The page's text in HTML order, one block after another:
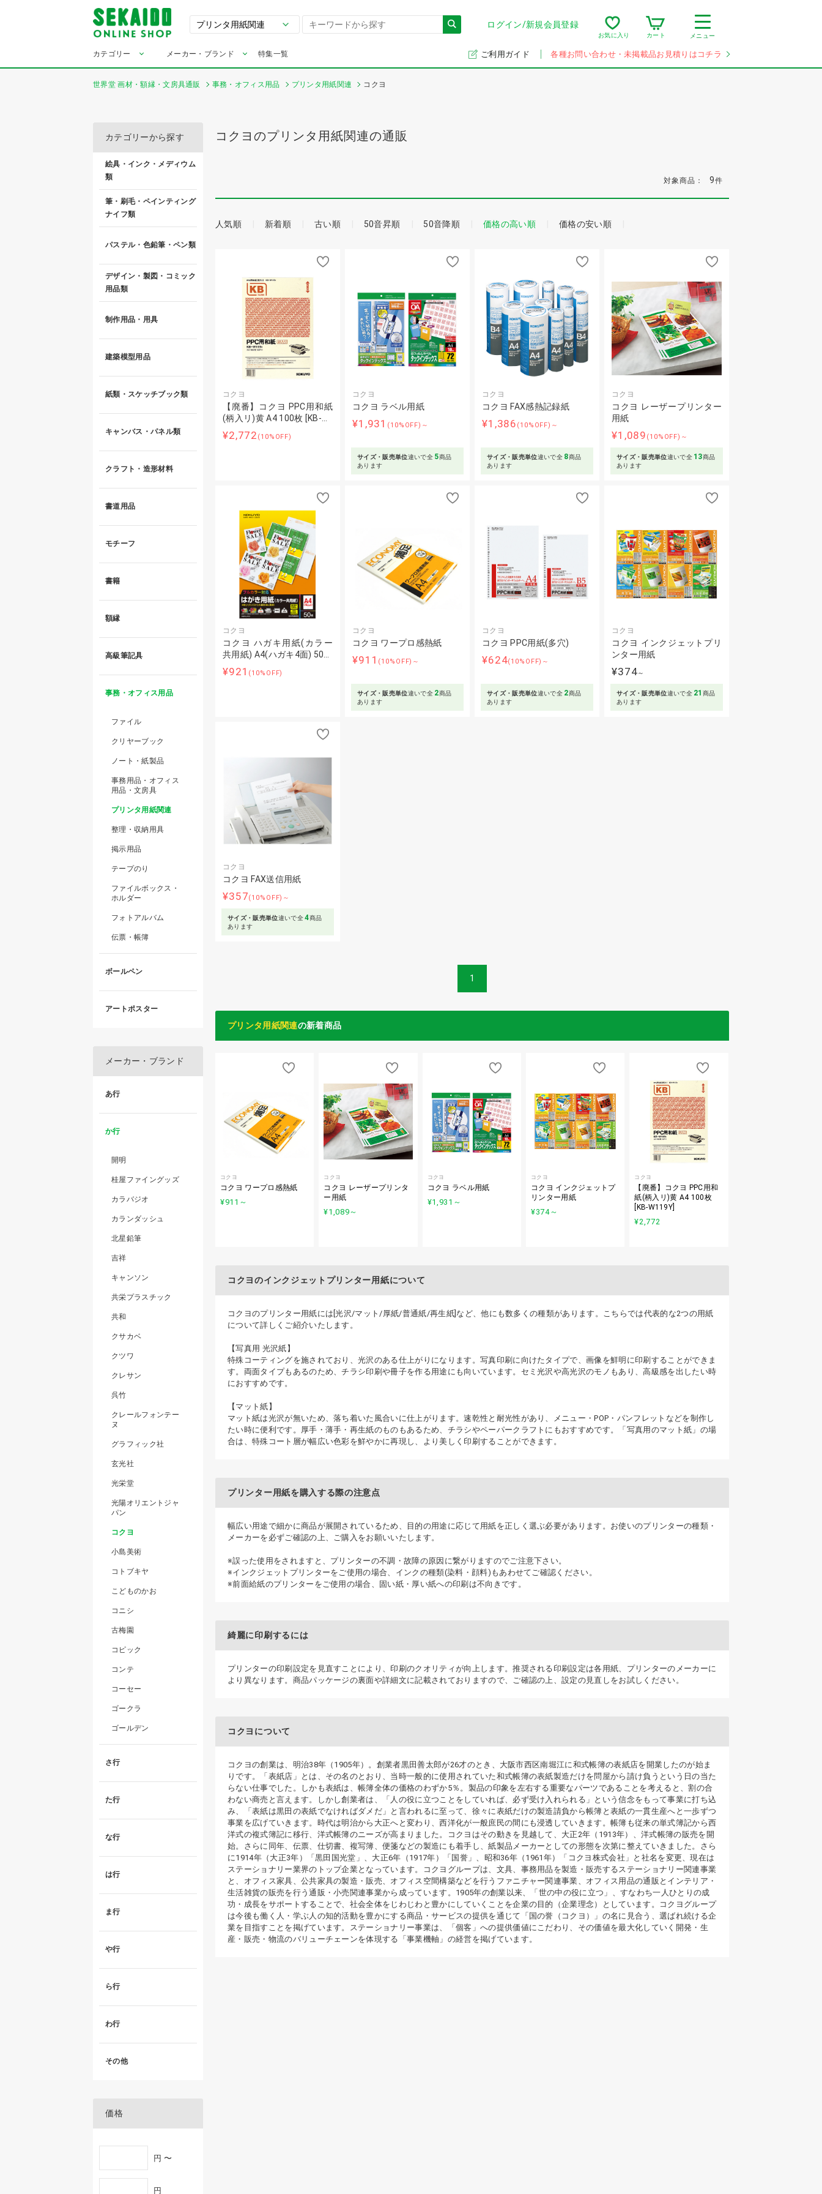
ログイン/新規会員登録
お気に入り カート メニュー
カテゴリー メーカー・ブランド 特集一覧 ご利用ガイド 各種お問い合わせ・未掲載品お見積りはコチラ
世界堂 画材・額縁・文房具通販 事務・オフィス用品 プリンタ用紙関連 コクヨ
コクヨのプリンタ用紙関連の通販
対象商品： 9件
人気順 新着順 古い順 50音昇順 50音降順 価格の高い順 価格の安い順
コクヨ
【廃番】コクヨ PPC用和紙
(柄入リ)黄 A4 100枚 [KB-…
¥2,772 (10%OFF)
コクヨ
コクヨ ラベル用紙
¥1,931 (10%OFF)～
サイズ・販売単位違いで全 5商品
あります
コクヨ
コクヨ FAX感熱記録紙
¥1,386 (10%OFF)～
サイズ・販売単位違いで全 8商品
あります
コクヨ
コクヨ レーザープリンター
用紙
¥1,089 (10%OFF)～
サイズ・販売単位違いで全 13商品
あります
コクヨ
コクヨ ハガキ用紙(カラー
共用紙) A4(ハガキ4面) 50…
¥921 (10%OFF)
コクヨ
コクヨ ワープロ感熱紙
¥911 (10%OFF)～
サイズ・販売単位違いで全 2商品
あります
コクヨ
コクヨ PPC用紙(多穴)
¥624(10%OFF)～
サイズ・販売単位違いで全 2商品
あります
コクヨ
コクヨ インクジェットプリ
ンター用紙
¥374～
サイズ・販売単位違いで全 21 商品
あります
コクヨ
コクヨ FAX送信用紙
¥357(10%OFF)～
サイズ・販売単位違いで全4商品
あります
1
プリンタ用紙関連の新着商品
コクヨ
コクヨ ワープロ感熱紙
¥911 ～
コクヨ
コクヨ レーザープリンタ
ー用紙
¥1,089～
コクヨ
コクヨ ラベル用紙
¥1,931 ～
コクヨ
コクヨ インクジェットプ
リンター用紙
¥374～
コクヨ
【廃番】コクヨ PPC用和
紙(柄入リ)黄 A4 100枚
[KB-W119Y]
¥2,772
コクヨのインクジェットプリンター用紙について
コクヨのプリンター用紙には[光沢/マット/厚紙/普通紙/再生紙]など、他にも数多くの種類があります。こちらでは代表的な2つの用紙
について詳しくご紹介いたします。
【写真用 光沢紙】
特殊コーティングを施されており、光沢のある仕上がりになります。写真印刷に向けたタイプで、画像を鮮明に印刷することができま
す。両面タイプもあるのため、チラシ印刷や冊子を作る用途にも向いています。セミ光沢や高光沢のモノもあり、高級感を出したい時
におすすめです。
【マット紙】
マット紙は光沢が無いため、落ち着いた風合いに仕上がります。速乾性と耐光性があり、メニュー・POP・パンフレットなどを制作し
たい時に便利です。厚手・薄手・再生紙のものもあるため、チラシやペーパークラフトにもおすすめです。「写真用のマット紙」の場
合は、特殊コート層が幅広い色彩を鮮やかに再現し、より美しく印刷することができます。
プリンター用紙を購入する際の注意点
幅広い用途で細かに商品が展開されているため、目的の用途に応じて用紙を正しく選ぶ必要があります。お使いのプリンターの種類・
メーカーを必ずご確認の上、ご購入をお願いいたします。
※誤った使用をされますと、プリンターの不調・故障の原因に繋がりますのでご注意下さい。
※インクジェットプリンターをご使用の場合、インクの種類(染料・顔料)もあわせてご確認ください。
※前面給紙のプリンターをご使用の場合、固い紙・厚い紙への印刷は不向きです。
綺麗に印刷するには
プリンターの印刷設定を見直すことにより、印刷のクオリティが向上します。推奨される印刷設定は各用紙、プリンターのメーカーに
より異なります。商品パッケージの裏面や詳細文に記載されておりますので、ご確認の上、設定の見直しをお試しください。
コクヨについて
コクヨの創業は、明治38年（1905年）。創業者黒田善太郎が26才のとき、大阪市西区南堀江に和式帳簿の表紙店を開業したのが始ま
りです。「表紙店」とは、その名のとおり、当時一般的に使用されていた和式帳簿の表紙製造だけを問屋から請け負うという日の当た
らない仕事でした。しかも表紙は、帳簿全体の価格のわずか5％。製品の印象を左右する重要なパーツであることを考えると、割の合
わない商売と言えます。しかし創業者は、「人の役に立つことをしていれば、必ず受け入れられる」という信念をもって事業に打ち込
み、「表紙は黒田の表紙でなければダメだ」と言われるに至って、徐々に表紙だけの製造請負から帳簿と表紙の一貫生産へと一歩ずつ
事業を広げていきます。時代は明治から大正へと変わり、西洋化が一般庶民の間にも浸透していきます。帳簿も従来の単式簿記から西
洋式の複式簿記に移行、洋式帳簿のニーズが高まりました。コクヨはその動きを見越して、大正2年（1913年）、洋式帳簿の販売を開
始。さらに同年、伝票、仕切書、複写簿、便箋などの製造にも着手し、紙製品メーカーとしての形態を次第に整えていきました。さら
に1914年（大正3年）「黒田国光堂」、大正6年（1917年）「国誉」、昭和36年（1961年）「コクヨ株式会社」と社名を変更、現在は
ステーショナリー業界のトップ企業となっています。コクヨグループは、文具、事務用品を製造・販売するステーショナリー関連事業
と、オフィス家具、公共家具の製造・販売、オフィス空間構築などを行うファニチャー関連事業、オフィス用品の通販とインテリア・
生活雑貨の販売を行う通販・小売関連事業から成っています。1905年の創業以来、「世の中の役に立つ」、すなわち一人ひとりの成
功・成長をサポートすることで、社会全体をじわじわと豊かにしていくことを企業の目的（企業理念）としています。コクヨグループ
は今後も働く人・学ぶ人の知的活動を豊かにする商品・サービスの提供を通じて「国の誉（コクヨ）」の名に見合う、選ばれ続ける企
業を目指すことを掲げています。ステーショナリー事業は、「個客」への提供価値にこだわり、その価値を最大化していく開発・生
産・販売・物流のバリューチェーンを体現する「事業機軸」の経営を掲げています。
カテゴリーから探す
絵具・インク・メディウム
類
筆・刷毛・ペインティング
ナイフ類
パステル・色鉛筆・ペン類
デザイン・製図・コミック
用品類
制作用品・用具
建築模型用品
紙類・スケッチブック類
キャンバス・パネル類
クラフト・造形材料
書道用品
モチーフ
書籍
額縁
高級筆記具
事務・オフィス用品
ファイル
クリヤーブック
ノート・紙製品
事務用品・オフィス
用品・文房具
プリンタ用紙関連
整理・収納用具
掲示用品
テープのり
ファイルボックス・
ホルダー
フォトアルバム
伝票・帳簿
ボールペン
アートポスター
メーカー・ブランド
あ行
か行
開明
桂屋ファイングッズ
カラバジオ
カランダッシュ
北星鉛筆
吉祥
キャンソン
共栄プラスチック
共和
クサカベ
クツワ
クレサン
呉竹
クレールフォンテー
ヌ
グラフィック社
玄光社
光栄堂
光陽オリエントジャ
パン
コクヨ
小島美術
コトブキヤ
こどものかお
コニシ
古梅園
コピック
コンテ
コーセー
ゴークラ
ゴールデン
さ行
た行
な行
は行
ま行
や行
ら行
わ行
その他
価格
円 〜
円